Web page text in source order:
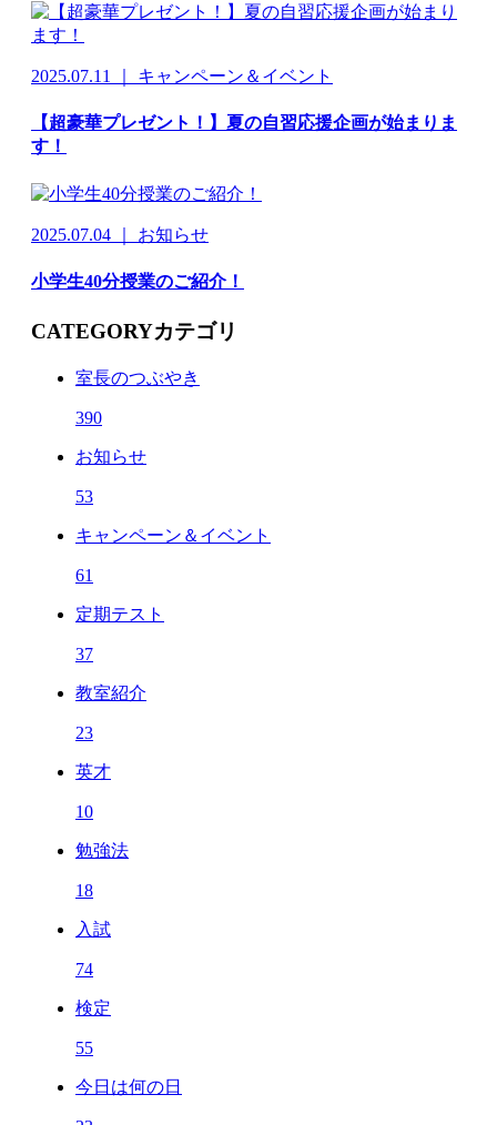
2025.07.11 ｜ キャンペーン＆イベント
【超豪華プレゼント！】夏の自習応援企画が始まりま
す！
2025.07.04 ｜ お知らせ
小学生40分授業のご紹介！
CATEGORYカテゴリ
室長のつぶやき
390
お知らせ
53
キャンペーン＆イベント
61
定期テスト
37
教室紹介
23
英才
10
勉強法
18
入試
74
検定
55
今日は何の日